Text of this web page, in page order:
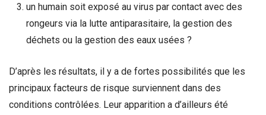
un humain soit exposé au virus par contact avec des
rongeurs via la lutte antiparasitaire, la gestion des
déchets ou la gestion des eaux usées ?
D’après les résultats, il y a de fortes possibilités que les
principaux facteurs de risque surviennent dans des
conditions contrôlées. Leur apparition a d’ailleurs été